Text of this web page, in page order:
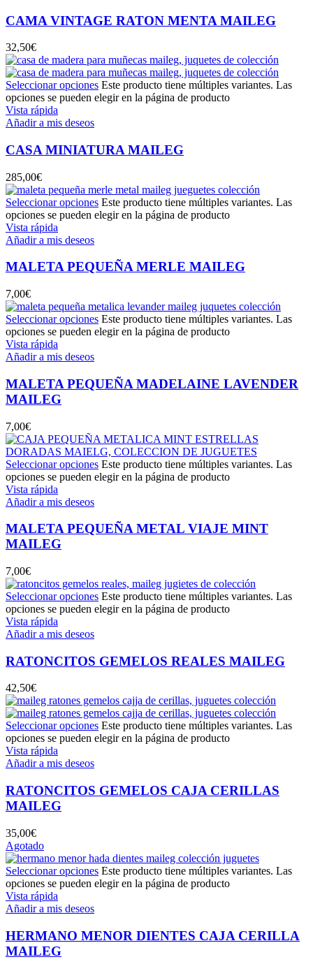
CAMA VINTAGE RATON MENTA MAILEG
32,50€
Seleccionar opciones Este producto tiene múltiples variantes. Las
opciones se pueden elegir en la página de producto
Vista rápida
Añadir a mis deseos
CASA MINIATURA MAILEG
285,00€
Seleccionar opciones Este producto tiene múltiples variantes. Las
opciones se pueden elegir en la página de producto
Vista rápida
Añadir a mis deseos
MALETA PEQUEÑA MERLE MAILEG
7,00€
Seleccionar opciones Este producto tiene múltiples variantes. Las
opciones se pueden elegir en la página de producto
Vista rápida
Añadir a mis deseos
MALETA PEQUEÑA MADELAINE LAVENDER
MAILEG
7,00€
Seleccionar opciones Este producto tiene múltiples variantes. Las
opciones se pueden elegir en la página de producto
Vista rápida
Añadir a mis deseos
MALETA PEQUEÑA METAL VIAJE MINT
MAILEG
7,00€
Seleccionar opciones Este producto tiene múltiples variantes. Las
opciones se pueden elegir en la página de producto
Vista rápida
Añadir a mis deseos
RATONCITOS GEMELOS REALES MAILEG
42,50€
Seleccionar opciones Este producto tiene múltiples variantes. Las
opciones se pueden elegir en la página de producto
Vista rápida
Añadir a mis deseos
RATONCITOS GEMELOS CAJA CERILLAS
MAILEG
35,00€
Agotado
Seleccionar opciones Este producto tiene múltiples variantes. Las
opciones se pueden elegir en la página de producto
Vista rápida
Añadir a mis deseos
HERMANO MENOR DIENTES CAJA CERILLA
MAILEG